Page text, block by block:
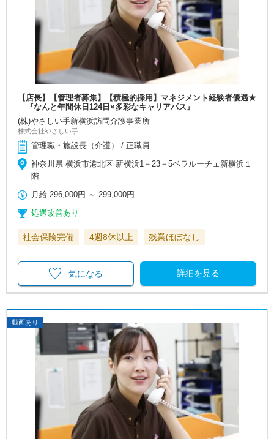
【店長】【管理者募集】【積極的採用】マネジメント経験者優遇★
『なんと年間休日124日×多彩なキャリアパス』
(株)やさしい手新横浜訪問介護事業所
株式会社やさしい手
管理職・施設長（介護） / 正職員
神奈川県 横浜市港北区 新横浜1－23－5ベラルーチェ新横浜１
階
月給 296,000円 ～ 299,000円
処遇改善あり
社会保険完備 4週8休以上 残業ほぼなし
詳細を見る
気になる
動画あり